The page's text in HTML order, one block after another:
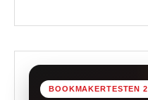
BOOKMAKERTESTEN